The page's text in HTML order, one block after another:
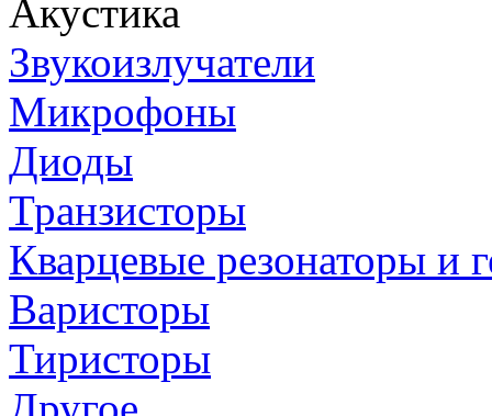
Акустика
Звукоизлучатели
Микрофоны
Диоды
Транзисторы
Кварцевые резонаторы и
Варисторы
Тиристоры